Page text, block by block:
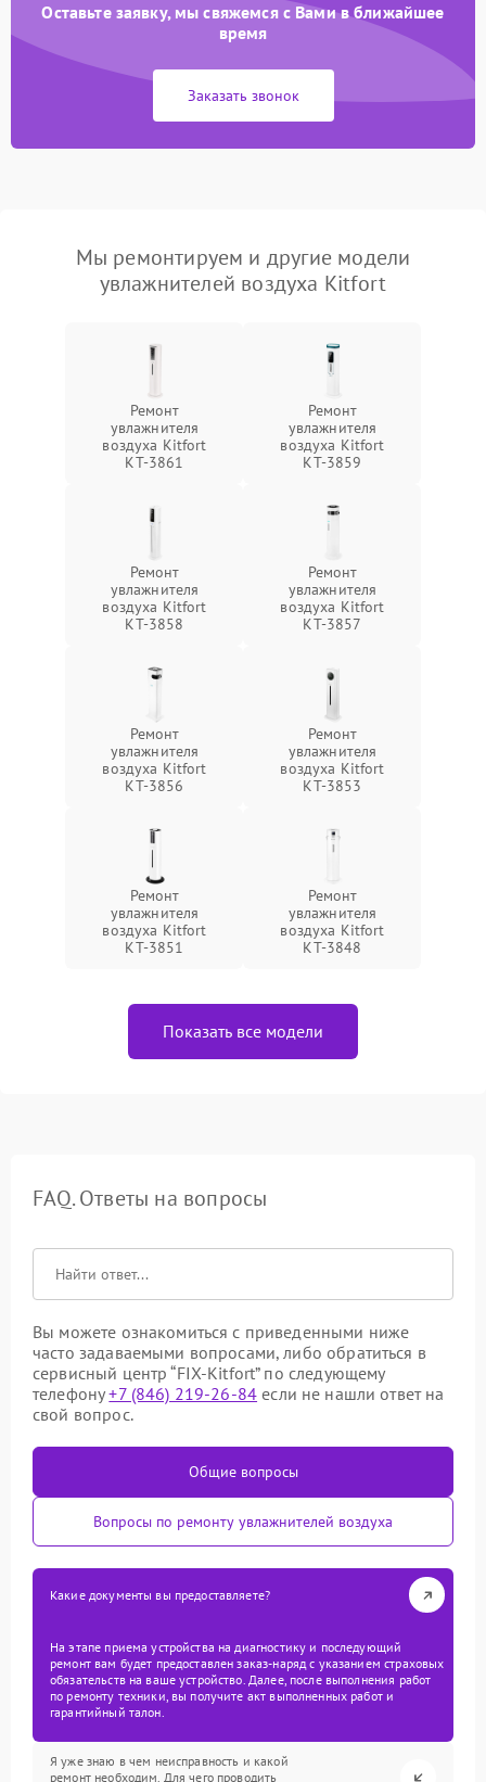
Оставьте заявку, мы свяжемся с Вами в ближайшее
время
Заказать звонок
Мы ремонтируем и другие модели
увлажнителей воздуха Kitfort
Ремонт
увлажнителя
воздуха Kitfort
КТ-3861
Ремонт
увлажнителя
воздуха Kitfort
КТ-3859
Ремонт
увлажнителя
воздуха Kitfort
КТ-3858
Ремонт
увлажнителя
воздуха Kitfort
КТ-3857
Ремонт
увлажнителя
воздуха Kitfort
КТ-3856
Ремонт
увлажнителя
воздуха Kitfort
КТ-3853
Ремонт
увлажнителя
воздуха Kitfort
КТ-3851
Ремонт
увлажнителя
воздуха Kitfort
КТ-3848
Показать все модели
FAQ. Ответы на вопросы
Вы можете ознакомиться с приведенными ниже
часто задаваемыми вопросами, либо обратиться в
сервисный центр “FIX-Kitfort” по следующему
телефону+7 (846) 219-26-84 если не нашли ответ на
свой вопрос.
Общие вопросы
Вопросы по ремонту увлажнителей воздуха
Какие документы вы предоставляете?
На этапе приема устройства на диагностику и последующий
ремонт вам будет предоставлен заказ-наряд с указанием страховых
обязательств на ваше устройство. Далее, после выполнения работ
по ремонту техники, вы получите акт выполненных работ и
гарантийный талон.
Я уже знаю в чем неисправность и какой
ремонт необходим. Для чего проводить